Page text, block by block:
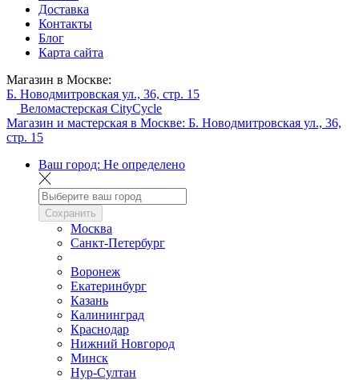
Доставка
Контакты
Блог
Карта сайта
Магазин в Москве:
Б. Новодмитровская ул., 36, стр. 15
Веломастерская CityCycle
Магазин и мастерская в Москве: Б. Новодмитровская ул., 36,
стр. 15
Ваш город: Не определено
Сохранить
Москва
Санкт-Петербург
Воронеж
Екатеринбург
Казань
Калининград
Краснодар
Нижний Новгород
Минск
Нур-Султан